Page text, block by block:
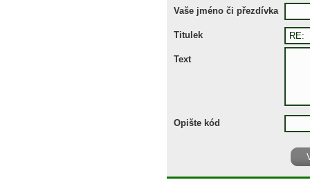
Vaše jméno či přezdívka
Titulek
Text
Opište kód